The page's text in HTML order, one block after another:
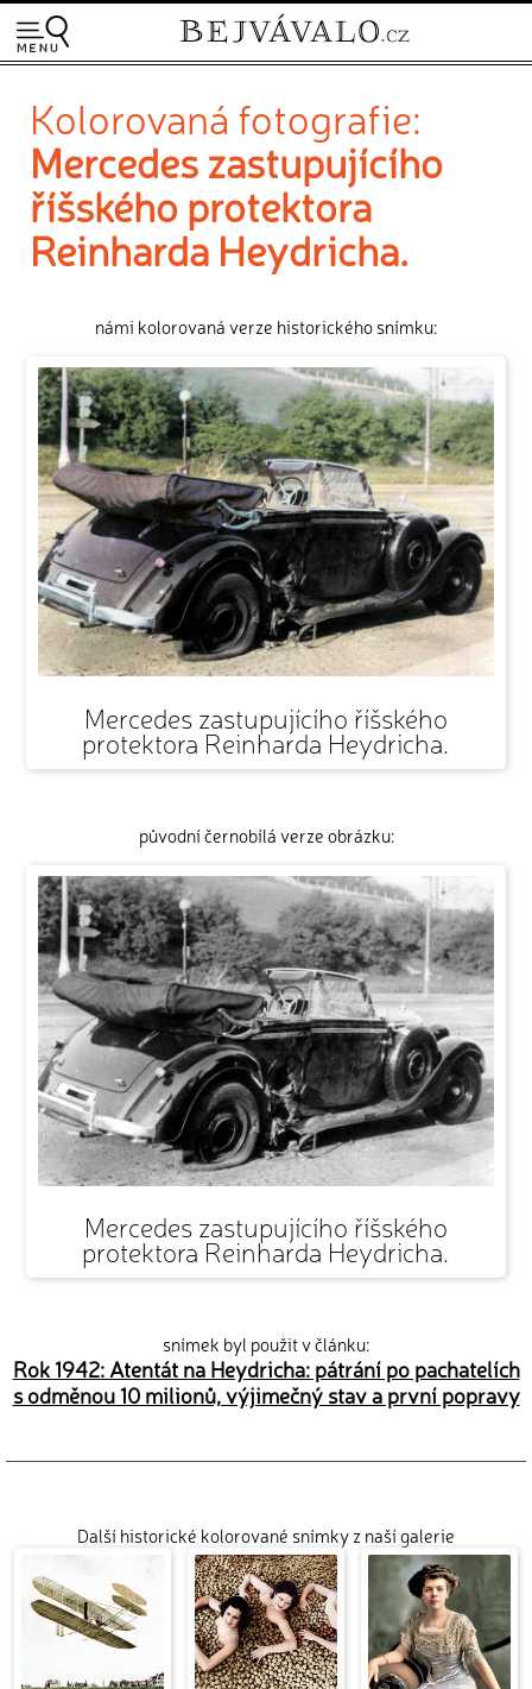
Kolorovaná fotografie:
Mercedes zastupujícího
říšského protektora
Reinharda Heydricha.
námi kolorovaná verze historického snímku:
Mercedes zastupujícího říšského
protektora Reinharda Heydricha.
původní černobílá verze obrázku:
Mercedes zastupujícího říšského
protektora Reinharda Heydricha.
snímek byl použit v článku:
Rok 1942: Atentát na Heydricha: pátrání po pachatelích
s odměnou 10 milionů, výjimečný stav a první popravy
Další historické kolorované snímky z naší galerie